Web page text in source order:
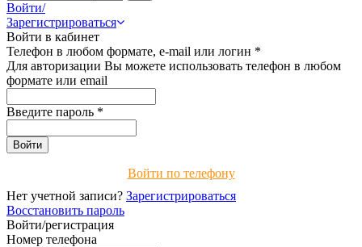
Войти/
Зарегистрироваться
Войти в кабинет
Телефон в любом формате, e-mail или логин *
Для авторизации Вы можете использовать телефон в любом
формате или email
Введите пароль *
Войти по телефону
Нет учетной записи? Зарегистрироваться
Восстановить пароль
Войти/регистрация
Номер телефона